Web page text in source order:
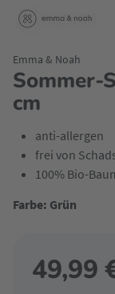
Sommer-
cm
Emma & Noah
anti-allergen
frei von
100% Bio-
Farbe: Grün
49,99